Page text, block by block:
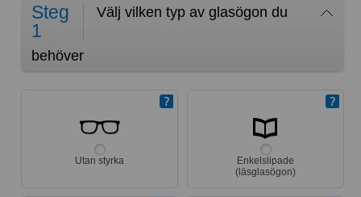
Steg
1
Välj vilken typ av glasögon du
behöver
Utan styrka
Enkelslipade
(läsglasögon)